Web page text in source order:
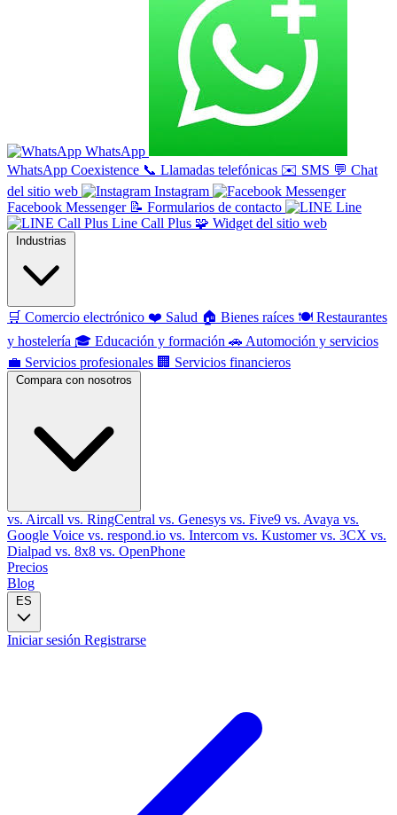
WhatsApp
WhatsApp Coexistence 📞 Llamadas telefónicas ✉️ SMS 💬 Chat
del sitio web
Instagram
Facebook Messenger 📝 Formularios de contacto
Line
Line Call Plus 🧩 Widget del sitio web
Industrias
🛒 Comercio electrónico ❤️ Salud 🏠 Bienes raíces 🍽️ Restaurantes
y hostelería 🎓 Educación y formación 🚗 Automoción y servicios
💼 Servicios profesionales 🏢 Servicios financieros
Compara con nosotros
vs. Aircall vs. RingCentral vs. Genesys vs. Five9 vs. Avaya vs.
Google Voice vs. respond.io vs. Intercom vs. Kustomervs. 3CX vs.
Dialpad vs. 8x8 vs. OpenPhone
Precios
Blog
ES
Iniciar sesión Registrarse